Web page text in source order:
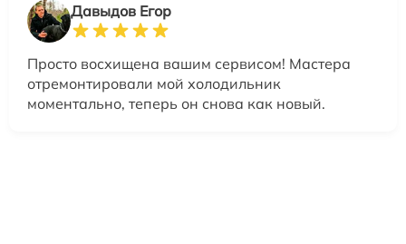
Давыдов Егор
Просто восхищена вашим сервисом! Мастера
отремонтировали мой холодильник
моментально, теперь он снова как новый.